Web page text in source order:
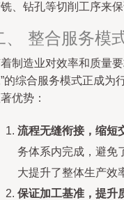
、钻孔等切削工序来保
、 整合服务模
制造业对效率和质量
的综合服务模式正成为
优势：
流程无缝衔接，缩短
务体系内完成，避免
大提升了整体生产效
保证加工基准，提升